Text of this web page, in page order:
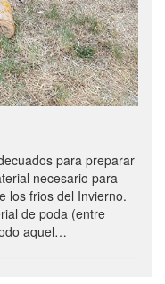
para preparar
necesario para
los frios del Invierno.
de poda (entre
aquel…